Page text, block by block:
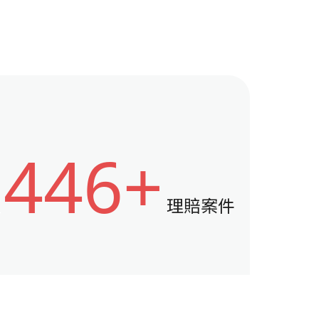
446+ 理賠案件